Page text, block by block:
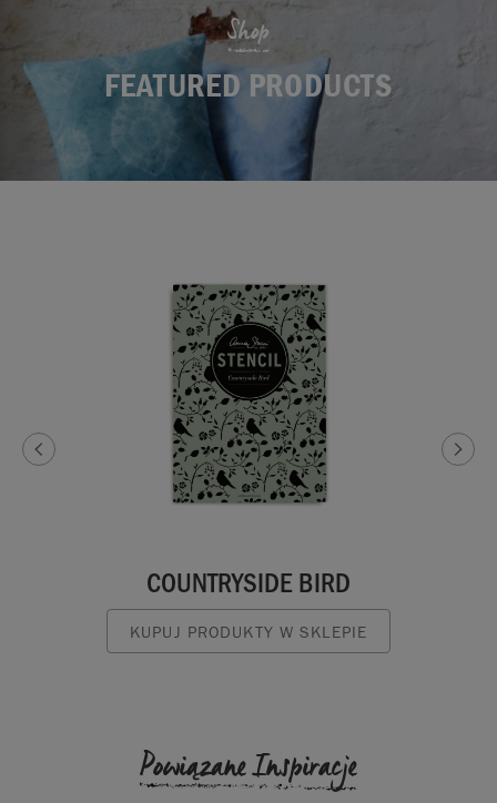
Shop
FEATURED PRODUCTS
COUNTRYSIDE BIRD
KUPUJ PRODUKTY W SKLEPIE
Powiązane Inspiracje